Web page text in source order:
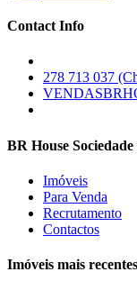
Contact Info
278 713 037
BR House
Imóveis
Para Venda
Recrutamento
Contactos
Imóveis mais recentes